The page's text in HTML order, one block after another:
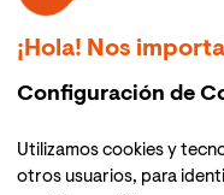
¡Hola! Nos
Configuración de
Utilizamos cookies y
otros usuarios, para